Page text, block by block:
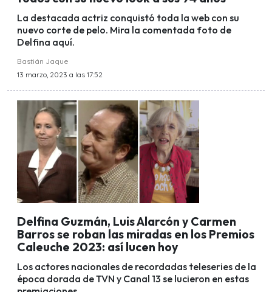
La destacada actriz conquistó toda la web con su
nuevo corte de pelo. Mira la comentada foto de
Delfina aquí.
Bastián Jaque
13 marzo, 2023 a las 17:52
Delfina Guzmán, Luis Alarcón y Carmen
Barros se roban las miradas en los Premios
Caleuche 2023: así lucen hoy
Los actores nacionales de recordadas teleseries de la
época dorada de TVN y Canal 13 se lucieron en estas